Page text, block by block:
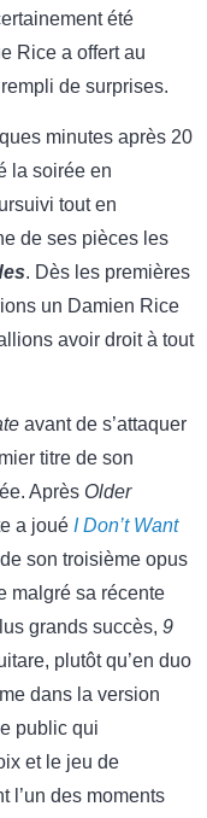
été
Rice a offert au
de surprises.
minutes après 20
la soirée en
tout en
de ses pièces les
. Dès les premières
un Damien Rice
avoir droit à tout
avant de s’attaquer
titre de son
Après Older
a joué I Don’t Want
son troisième opus
malgré sa récente
grands succès, 9
plutôt qu’en duo
dans la version
public qui
et le jeu de
l’un des moments